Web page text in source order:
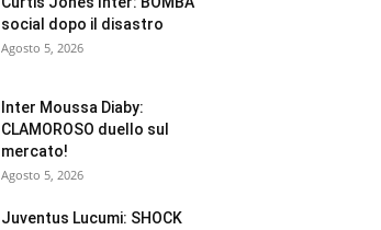
social dopo il disastro
Agosto 5, 2026
Inter Moussa Diaby:
CLAMOROSO duello sul
mercato!
Agosto 5, 2026
Juventus Lucumi: SHOCK